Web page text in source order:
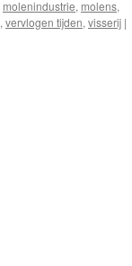
molenindustrie, molens,
, vervlogen tijden, visserij |